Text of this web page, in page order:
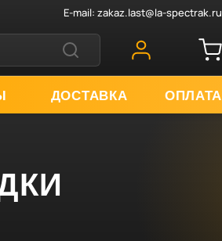
E-mail: zakaz.last@la-spectrak.ru
ДОСТАВКА ОПЛАТА